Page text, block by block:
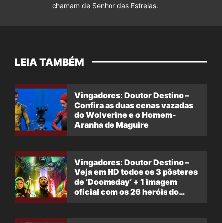
chamam de Senhor das Estrelas.
LEIA TAMBÉM
Vingadores: Doutor Destino –
Confira as duas cenas vazadas
do Wolverine e o Homem-
Aranha de Maguire
Vingadores: Doutor Destino –
Veja em HD todos os 3 pôsteres
de ‘Doomsday’ + 1 imagem
oficial com os 26 heróis do